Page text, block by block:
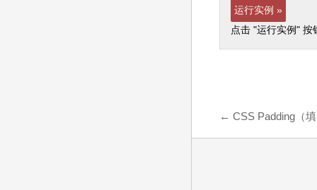
运行实例 »
点击 "运行实例" 按
← CSS Padding（